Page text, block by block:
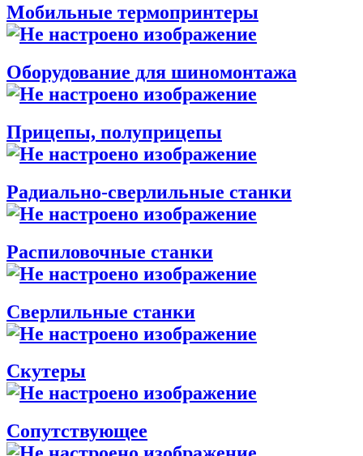
Мобильные термопринтеры
Оборудование для шиномонтажа
Прицепы, полуприцепы
Радиально-сверлильные станки
Распиловочные станки
Сверлильные станки
Скутеры
Сопутствующее